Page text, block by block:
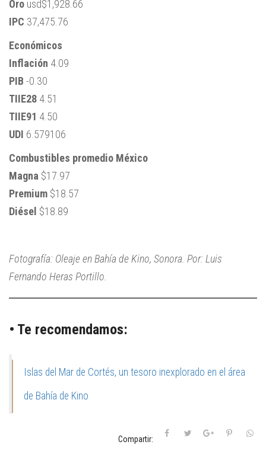
Oro usd$1,928.66
IPC 37,475.76
Económicos
Inflación 4.09
PIB -0.30
TIIE28 4.51
TIIE91 4.50
UDI 6.579106
Combustibles promedio México
Magna $17.97
Premium $18.57
Diésel $18.89
Fotografía: Oleaje en Bahía de Kino, Sonora. Por: Luis
Fernando Heras Portillo.
• Te recomendamos:
Islas del Mar de Cortés, un tesoro inexplorado en el área
de Bahía de Kino
Compartir: